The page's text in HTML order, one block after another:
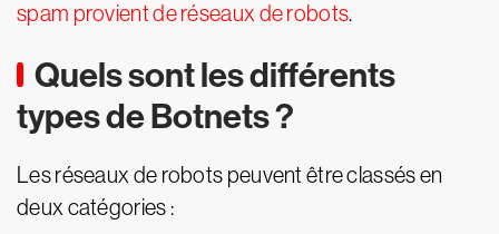
spam provient de réseaux de robots.
Quels sont les différents
types de Botnets ?
Les réseaux de robots peuvent être classés en
deux catégories :